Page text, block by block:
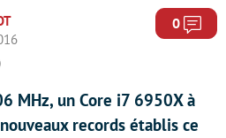
0
MHz, un Core i7 6950X à
records établis ce